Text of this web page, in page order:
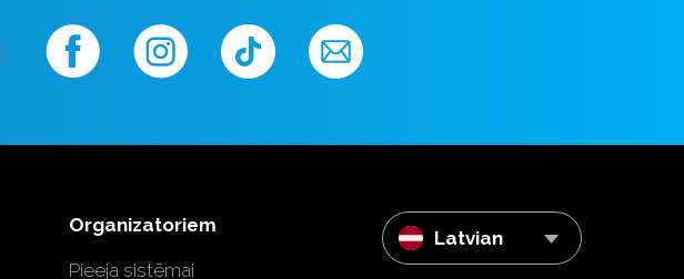
Organizatoriem
Pieeja sistēmai
Latvian